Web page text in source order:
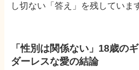
し切ない「答え」を残していま
「性別は関係ない」18歳の
ダーレスな愛の結論